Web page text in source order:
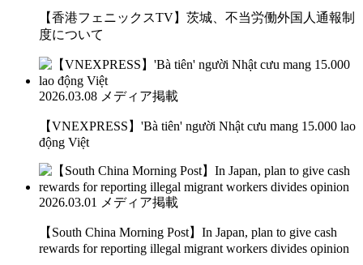
【香港フェニックスTV】茨城、不当労働外国人通報制
度について
2026.03.08 メディア掲載
【VNEXPRESS】'Bà tiên' người Nhật cưu mang 15.000 lao
động Việt
2026.03.01 メディア掲載
【South China Morning Post】In Japan, plan to give cash
rewards for reporting illegal migrant workers divides opinion